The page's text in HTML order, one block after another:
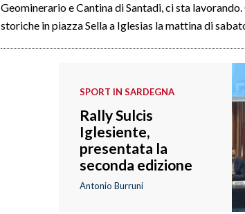
Geominerario e Cantina di Santadi, ci sta
storiche in piazza Sella a Iglesias la mattina di
SPORT IN SARDEGNA
Rally Sulcis
Iglesiente,
presentata la
seconda edizione
Antonio Burruni